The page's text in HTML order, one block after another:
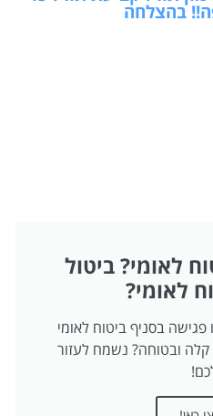
לאומי?
קלה ובטוחה? נשמח לעזור
כאן!